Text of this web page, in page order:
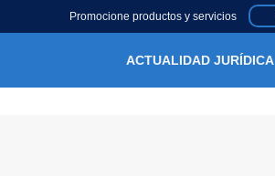
Promocione productos y servicios
ACTUALIDAD JURÍDICA